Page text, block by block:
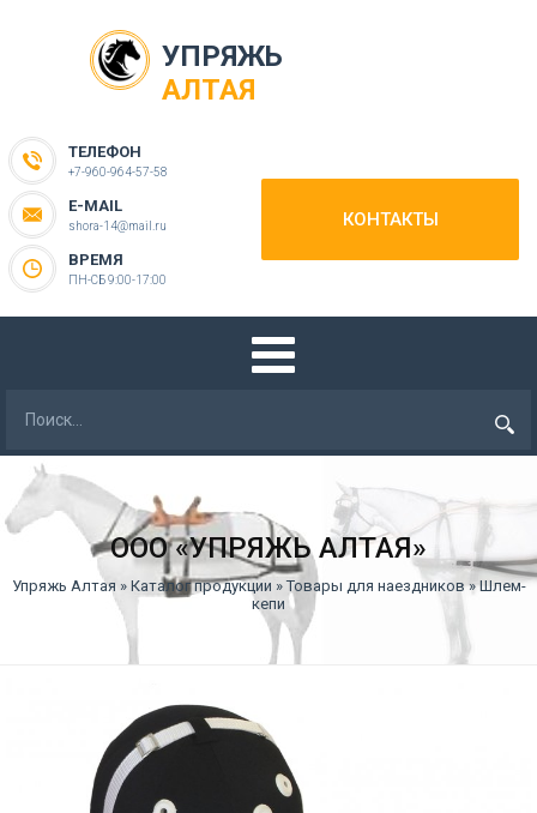
УПРЯЖЬ
АЛТАЯ
ТЕЛЕФОН
+7-960-964-57-58
E-MAIL
shora-14@mail.ru
ВРЕМЯ
ПН-СБ 9:00-17:00
КОНТАКТЫ
ООО «УПРЯЖЬ АЛТАЯ»
Упряжь Алтая » Каталог продукции »Товары для наездников» Шлем-
кепи